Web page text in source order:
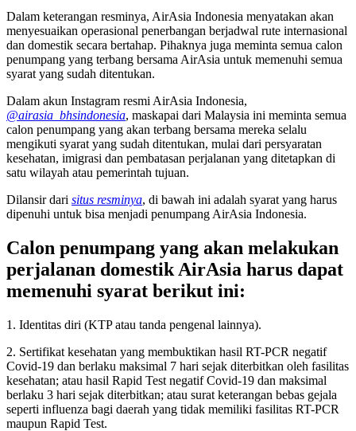
Dalam keterangan resminya, AirAsia Indonesia menyatakan akan
menyesuaikan operasional penerbangan berjadwal rute internasional
dan domestik secara bertahap. Pihaknya juga meminta semua calon
penumpang yang terbang bersama AirAsia untuk memenuhi semua
syarat yang sudah ditentukan.
Dalam akun Instagram resmi AirAsia Indonesia,
@airasia_bhsindonesia, maskapai dari Malaysia ini meminta semua
calon penumpang yang akan terbang bersama mereka selalu
mengikuti syarat yang sudah ditentukan, mulai dari persyaratan
kesehatan, imigrasi dan pembatasan perjalanan yang ditetapkan di
satu wilayah atau pemerintah tujuan.
Dilansir dari situs resminya, di bawah ini adalah syarat yang harus
dipenuhi untuk bisa menjadi penumpang AirAsia Indonesia.
Calon penumpang yang akan melakukan
perjalanan domestik AirAsia harus dapat
memenuhi syarat berikut ini:
1. Identitas diri (KTP atau tanda pengenal lainnya).
2. Sertifikat kesehatan yang membuktikan hasil RT-PCR negatif
Covid-19 dan berlaku maksimal 7 hari sejak diterbitkan oleh fasilitas
kesehatan; atau hasil Rapid Test negatif Covid-19 dan maksimal
berlaku 3 hari sejak diterbitkan; atau surat keterangan bebas gejala
seperti influenza bagi daerah yang tidak memiliki fasilitas RT-PCR
maupun Rapid Test.